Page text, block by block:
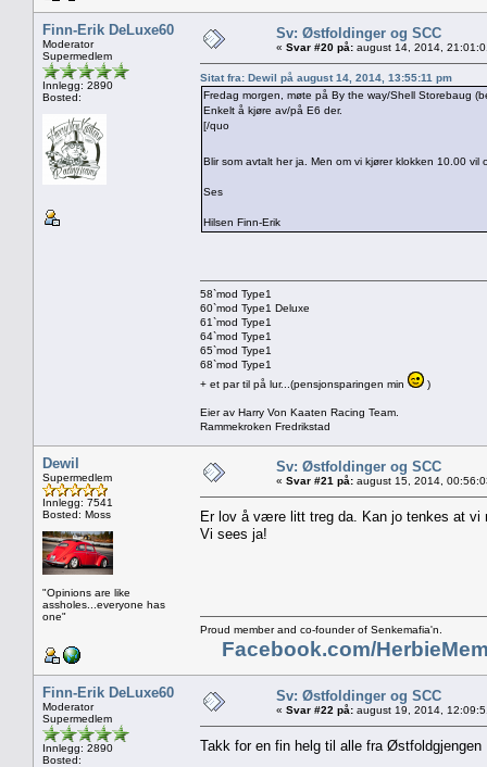
Finn-Erik DeLuxe60
Moderator
Supermedlem
Innlegg: 2890
Bosted:
Sv: Østfoldinger og SCC
« Svar #20 på: august 14, 2014,
Sitat fra: Dewil på august 14, 2014, 13:55:11 pm
Fredag morgen, møte på By the way/Shell Storebaug
Enkelt å kjøre av/på E6 der.
[/quo
Blir som avtalt her ja. Men om vi kjører klokken 10.00
Ses
Hilsen Finn-Erik
58`mod Type1
60`mod Type1 Deluxe
61`mod Type1
64`mod Type1
65`mod Type1
68`mod Type1
+ et par til på lur...(pensjonsparingen min
)
Eier av Harry Von Kaaten Racing Team.
Rammekroken Fredrikstad
Dewil
Supermedlem
Innlegg: 7541
Bosted: Moss
"Opinions are like
assholes...everyone has
one"
Sv: Østfoldinger og SCC
« Svar #21 på: august 15, 2014,
Er lov å være litt treg da. Kan jo tenkes at
Vi sees ja!
Proud member and co-founder of Senkemafia'n.
Facebook.com/
Finn-Erik DeLuxe60
Moderator
Supermedlem
Innlegg: 2890
Bosted:
Sv: Østfoldinger og SCC
« Svar #22 på: august 19, 2014,
Takk for en fin helg til alle fra